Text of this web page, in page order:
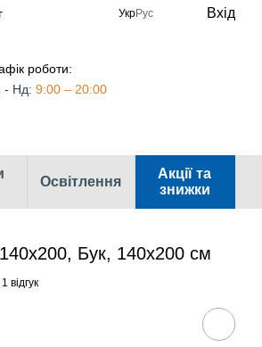
УкрРус Вхід
роботи:
- Нд:9:00 – 20:00
Освітлення
Акції та
знижки
Бук, 140х200 см
1 відгук